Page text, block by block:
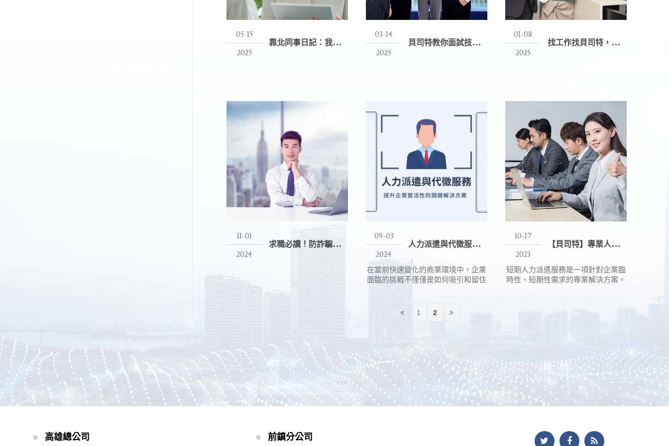
05-15
2025
靠
北同事日記：我不是針對你，但你真的很難不被靠北
03-14
2025
貝
司特教你面試技巧，成功拿下理想工作！
01-08
2025
找
工作找貝司特，選擇派遣公司的優點
11-01
2024
求
職必讀！防詐騙秘笈揭露求職陷阱，守護你的職場夢！
09-03
2024
人
力派遣與代徵服務：提升企業靈活性的關鍵解決方案
在當前快速變化的商業環境中，企業
面臨的挑戰不僅僅是如何吸引和留住
的公司選擇人力派遣和代徵服務。這
10-17
2023
【
貝司特】專業人力派遣、短期派遣推薦
短期人力派遣服務是一項針對企業臨
時性、短期性需求的專業解決方案。
速聘用這些臨時員工，以應對短期的
工作需求，無需長期雇佣或承擔相關
法律責任。這種靈活性使企業能夠高
效應對變化多端的市場情況，而不必
增加長期人力成本。短期人力派遣服
務為企業提供了快速、可靠和成本效
益的解決方案。
1 2
高雄總公司 前鎮分公司